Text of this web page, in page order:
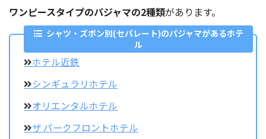
ワンピースタイプのパジャマの2種類があります。
シャツ・ズボン別(セパレート)のパジャマがあるホテ
ル
ホテル近鉄
シンギュラリホテル
オリエンタルホテル
ザ パークフロントホテル